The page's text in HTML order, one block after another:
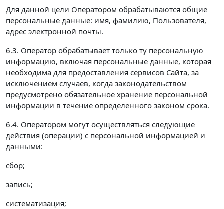
Для данной цели Оператором обрабатываются общие
персональные данные: имя, фамилию, Пользователя,
адрес электронной почты.
6.3. Оператор обрабатывает только ту персональную
информацию, включая персональные данные, которая
необходима для предоставления сервисов Сайта, за
исключением случаев, когда законодательством
предусмотрено обязательное хранение персональной
информации в течение определенного законом срока.
6.4. Оператором могут осуществляться следующие
действия (операции) с персональной информацией и
данными:
сбор;
запись;
систематизация;